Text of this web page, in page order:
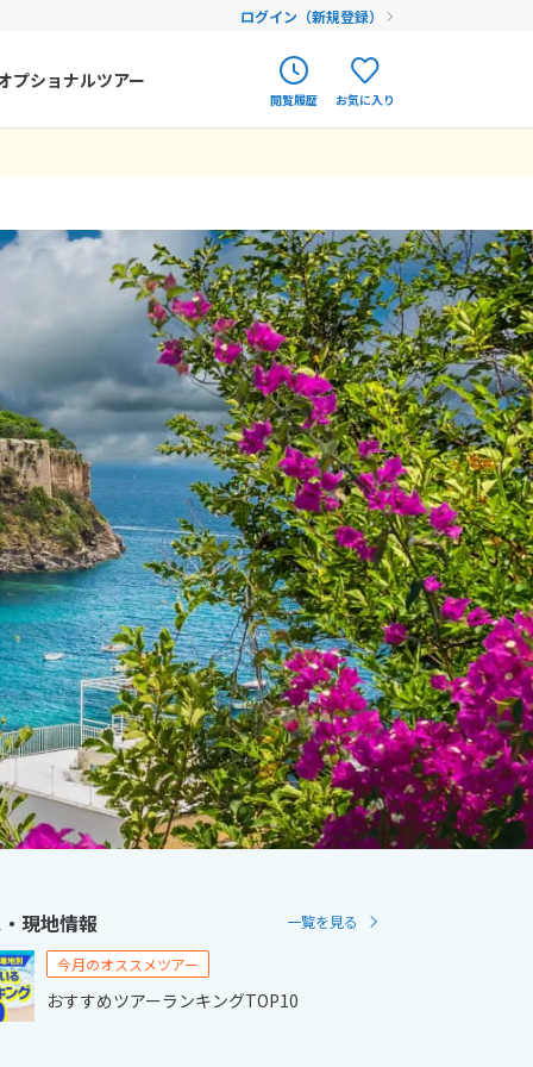
ログイン（新規登録）
アイルランド
ハンガリー
フィンランド
エストニア
クロアチア
ルーマニア
フェロー諸島
プショナルツアー
閲覧履歴
履歴がありません
お気に入り
まだ登録がありません
現地情報 一覧を見る
今月のオススメツアー
おすすめツアーランキングTOP10
土
12
19
25
26
11月未定
金
土
6
7
13
14
21
27
28
日 月 火 水 木 金
土
1
2 3 4
5
6
7 8 9 10 11
12
13
14 15 16 17 18
19
20
21 22 23 24 25
26
27
28 29 30 31
2027年2月 2月未定
日 月 火 水 木 金
土
1
2 3 4 5
6
7
8 9 10 11 12
13
14
15 16 17 18 19
20
21
22 23 24 25 26
27
28